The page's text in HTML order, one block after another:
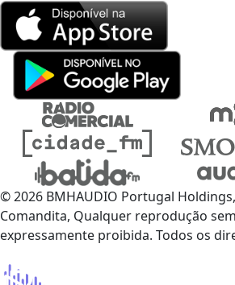
© 2026 BMHAUDIO Portugal
Comandita, Qualquer reprodução
expressamente proibida. Todos os